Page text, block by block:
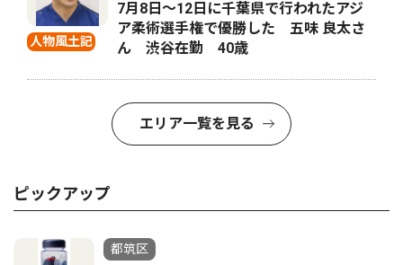
人物風土記
7月8日〜12日に千葉県で行われたアジ
ア柔術選手権で優勝した 五味 良太さ
ん 渋谷在勤 40歳
エリア一覧を見る
ピックアップ
都筑区